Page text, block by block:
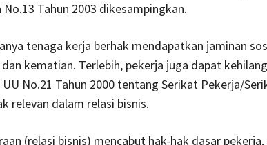
Tahun 2003 dikesampingkan.
tenaga kerja berhak mendapatkan jaminan
kematian. Terlebih, pekerja juga dapat
No.21 Tahun 2000 tentang Serikat Pekerja/
relevan dalam relasi bisnis.
(relasi bisnis) mencabut hak-hak dasar